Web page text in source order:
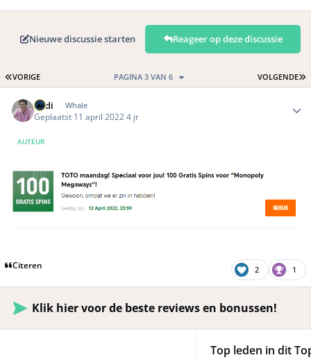
Nieuwe discussie starten Reageer op deze discussie
EERSTE PAGINA
VORIGE VOLGENDE
PAGINA 3 VAN 6
Rudi Whale
Geplaatst 11 april 20224 jr
AUTEUR
Citeren 2 1
Klik hier voor de beste reviews en bonussen!
Top leden in dit